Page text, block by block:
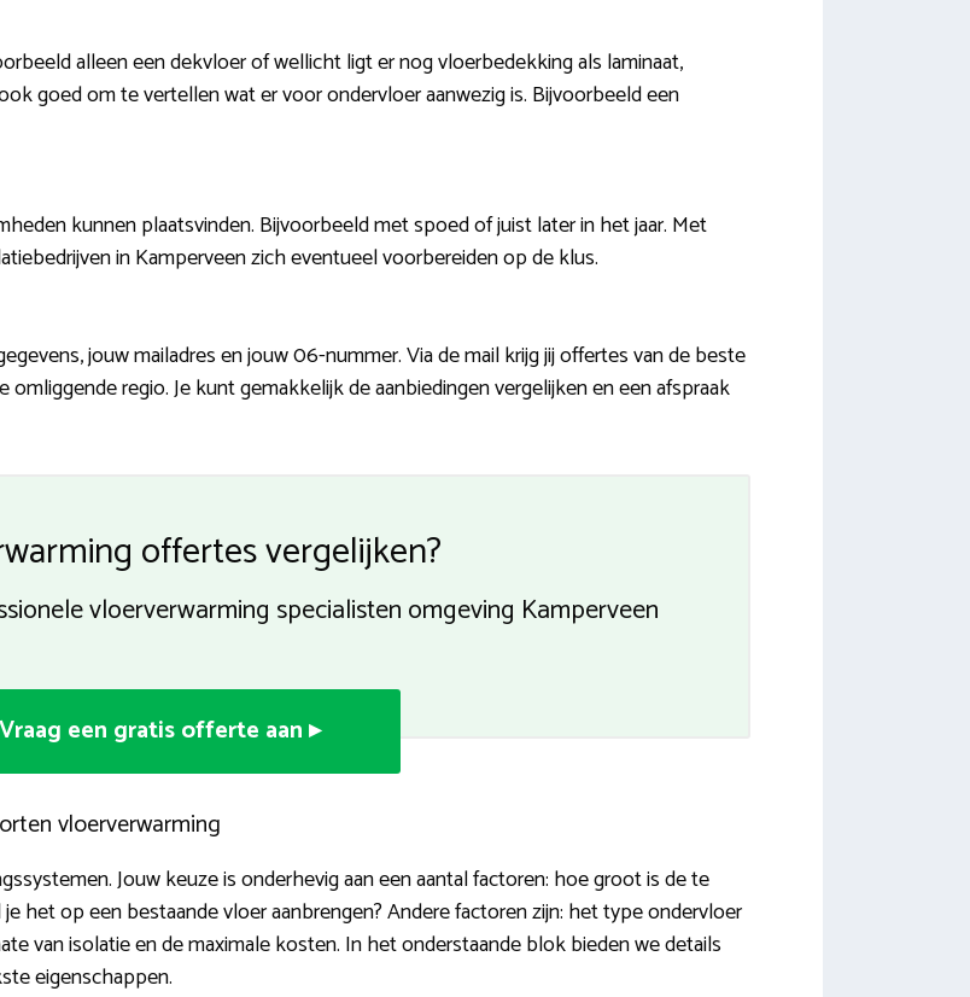
alleen een dekvloer of wellicht ligt er nog vloerbedekking als laminaat,
goed om te vertellen wat er voor ondervloer aanwezig is. Bijvoorbeeld een
kunnen plaatsvinden. Bijvoorbeeld met spoed of juist later in het jaar. Met
in Kamperveen zich eventueel voorbereiden op de klus.
jouw mailadres en jouw 06-nummer. Via de mail krijg jij offertes van de beste
regio. Je kunt gemakkelijk de aanbiedingen vergelijken en een afspraak
offertes vergelijken?
vloerverwarming specialisten omgeving Kamperveen
Vraag een gratis offerte aan ▸
vloerverwarming
Jouw keuze is onderhevig aan een aantal factoren: hoe groot is de te
het op een bestaande vloer aanbrengen? Andere factoren zijn: het type ondervloer
van isolatie en de maximale kosten. In het onderstaande blok bieden we details
eigenschappen.